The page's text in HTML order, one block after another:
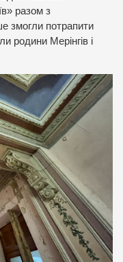
разом з
змогли потрапити
родини Мерінгів і